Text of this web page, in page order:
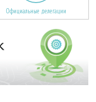
Официальные делегации